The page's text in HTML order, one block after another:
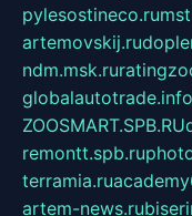
pylesostineco.ru
artemovskij.ru
ndm.msk.ru
globalautotrade.info
ZOOSMART.SPB.RU
remontt.spb.ru
terramia.ru
artem-news.ru